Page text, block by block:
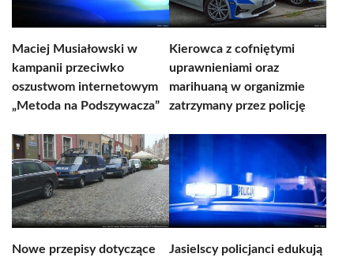
Maciej Musiałowski w
kampanii przeciwko
oszustwom internetowym
„Metoda na Podszywacza”
Kierowca z cofniętymi
uprawnieniami oraz
marihuaną w organizmie
zatrzymany przez policję
Nowe przepisy dotyczące
Jasielscy policjanci edukują